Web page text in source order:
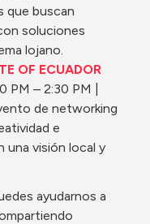
que buscan
soluciones
lojano.
OF ECUADOR
PM – 2:30 PM |
de networking
e
una visión local y
ayudarnos a